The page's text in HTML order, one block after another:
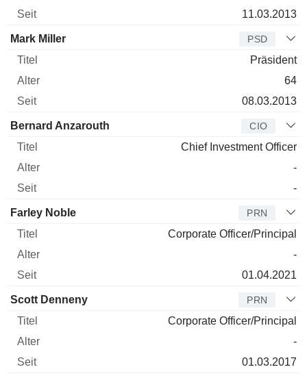
11.03.2013
Mark Miller PSD
Präsident
64
08.03.2013
Bernard Anzarouth CIO
Chief Investment Officer
-
-
Farley Noble PRN
Corporate Officer/Principal
-
01.04.2021
Scott Denneny PRN
Corporate Officer/Principal
-
01.03.2017